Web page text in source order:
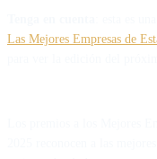
Las Mejores Empresas de